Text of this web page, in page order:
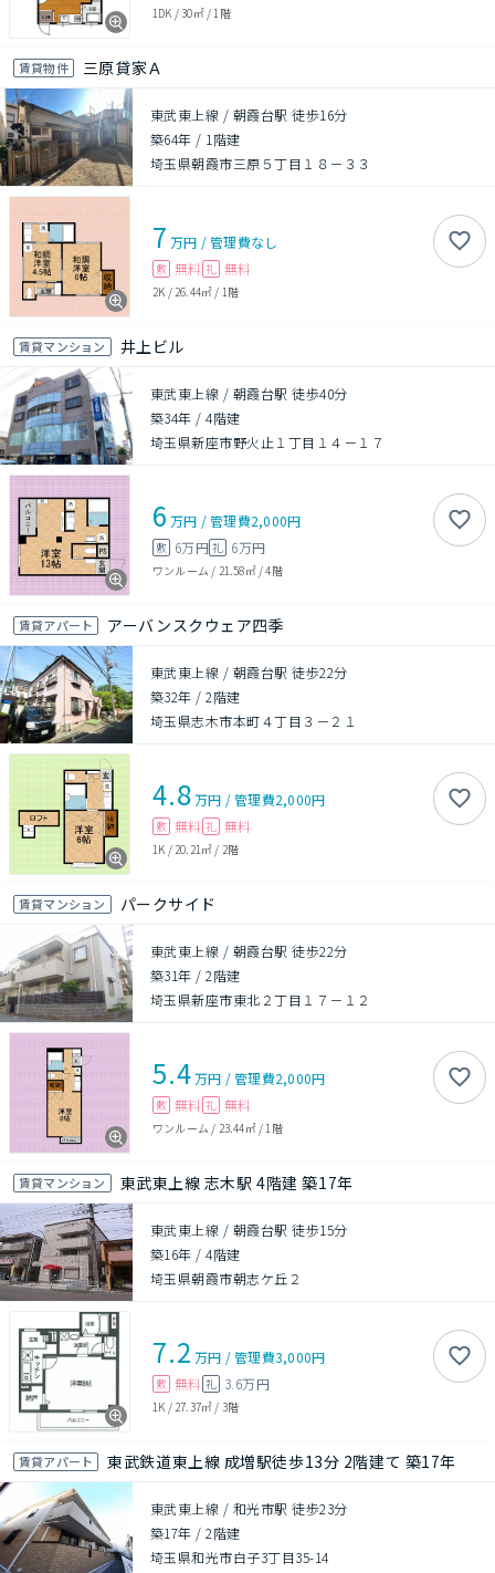
1DK /30㎡/ 1階
賃貸物件 三原貸家Ａ
東武東上線 / 朝霞台駅 徒歩16分
築64年 / 1階建
埼玉県朝霞市三原５丁目１８－３３
7 万円 /管理費なし
敷 無料 礼 無料
2K / 26.44㎡ / 1階
賃貸マンション 井上ビル
東武東上線 / 朝霞台駅 徒歩40分
築34年 /4階建
埼玉県新座市野火止１丁目１４－１７
6 万円 /管理費2,000円
敷 6万円礼 6万円
ワンルーム / 21.58㎡/4階
賃貸アパート アーバンスクウェア四季
東武東上線 / 朝霞台駅 徒歩22分
築32年 /2階建
埼玉県志木市本町４丁目３－２１
4.8万円 /管理費2,000円
敷 無料 礼 無料
1K / 20.21㎡ / 2階
賃貸マンション パークサイド
東武東上線 / 朝霞台駅 徒歩22分
築31年 /2階建
埼玉県新座市東北２丁目１７－１２
5.4万円 /管理費2,000円
敷 無料 礼 無料
ワンルーム / 23.44㎡/ 1階
賃貸マンション 東武東上線 志木駅 4階建 築17年
東武東上線 / 朝霞台駅 徒歩15分
築16年 /4階建
埼玉県朝霞市朝志ケ丘２
7.2 万円 /管理費3,000円
敷 無料 礼 3.6万円
1K / 27.37㎡ / 3階
賃貸アパート 東武鉄道東上線 成増駅徒歩13分 2階建て 築17年
東武東上線 / 和光市駅 徒歩23分
築17年 /2階建
埼玉県和光市白子3丁目35-14